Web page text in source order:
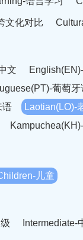
文化对比
文
葡萄牙
语
Laotian(LO)-
儿童
Intermediate-